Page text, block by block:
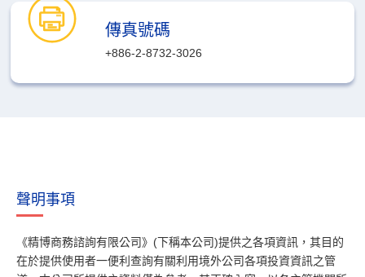
傳真號碼
+886-2-8732-3026
聲明事項
《精博商務諮詢有限公司》(下稱本公司)提供之各項資訊，其目的
在於提供使用者一便利查詢有關利用境外公司各項投資資訊之管